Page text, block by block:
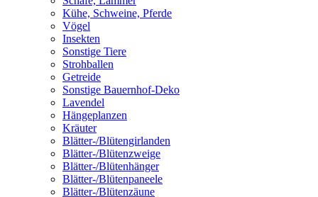
Kühe, Schweine, Pferde
Vögel
Insekten
Sonstige Tiere
Strohballen
Getreide
Sonstige Bauernhof-Deko
Lavendel
Hängeplanzen
Kräuter
Blätter-/Blütengirlanden
Blätter-/Blütenzweige
Blätter-/Blütenhänger
Blätter-/Blütenpaneele
Blätter-/Blütenzäune